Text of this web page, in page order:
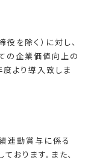
を除く）に対し、
の企業価値向上の
より導入致しま
連動賞与に係る
おります。また、